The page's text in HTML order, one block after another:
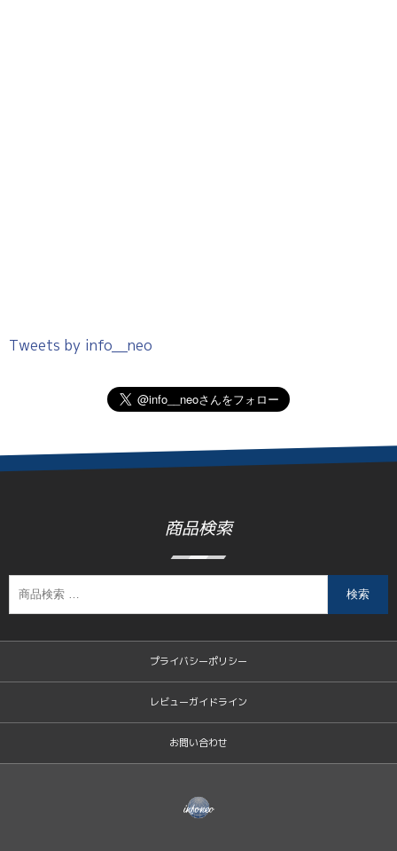
Tweets by info__neo
商品検索
検索
プライバシーポリシー
レビューガイドライン
お問い合わせ